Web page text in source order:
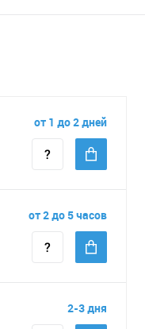
от 1 до 2 дней
от 2 до 5 часов
2-3 дня